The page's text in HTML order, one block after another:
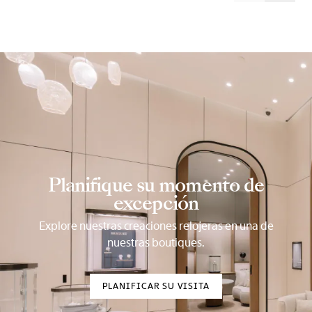
Planifique su momento de
excepción
Explore nuestras creaciones relojeras en una de
nuestras boutiques.
PLANIFICAR SU VISITA